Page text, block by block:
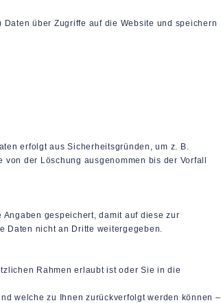
über Zugriffe auf die Website und speichern
erfolgt aus Sicherheitsgründen, um z. B.
der Löschung ausgenommen bis der Vorfall
gespeichert, damit auf diese zur
Daten nicht an Dritte weitergegeben.
Rahmen erlaubt ist oder Sie in die
welche zu Ihnen zurückverfolgt werden können –